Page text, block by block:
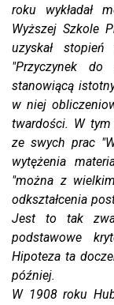
roku wykładał
Wyższej Szkole
uzyskał
"Przyczynek
stanowiącą
w niej
twardości. W tym
ze swych prac
wytężenia
"można z
odkształcenia
Jest to tak
podstawowe
Hipoteza ta
później.
W 1908 roku